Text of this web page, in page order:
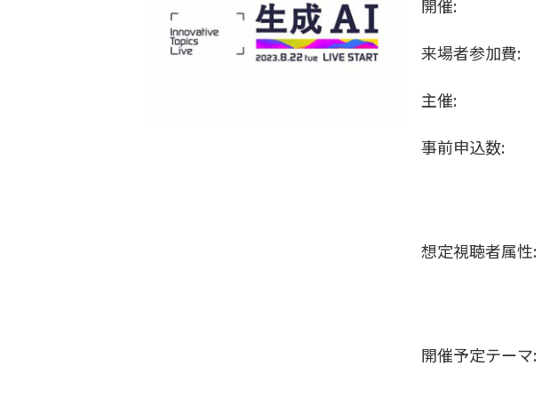
開催:
来場者参加費:
主催:
事前申込数:
想定視聴者属性:
開催予定テーマ: